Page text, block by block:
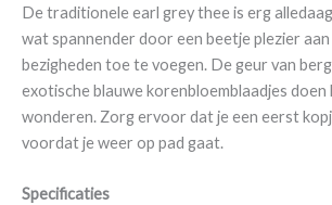
De traditionele earl grey thee is erg
wat spannender door een beetje plezier
bezigheden toe te voegen. De geur van
exotische blauwe korenbloemblaadjes doen
wonderen. Zorg ervoor dat je een eerst
voordat je weer op pad gaat.
Specificaties